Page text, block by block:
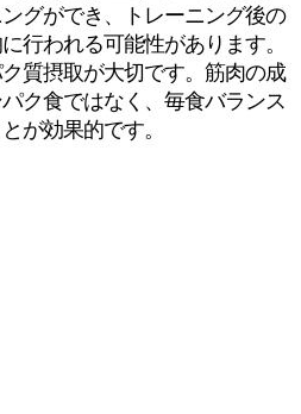
グができ、トレーニング後の
行われる可能性があります。
質摂取が大切です。筋肉の成
ク食ではなく、毎食バランス
が効果的です。